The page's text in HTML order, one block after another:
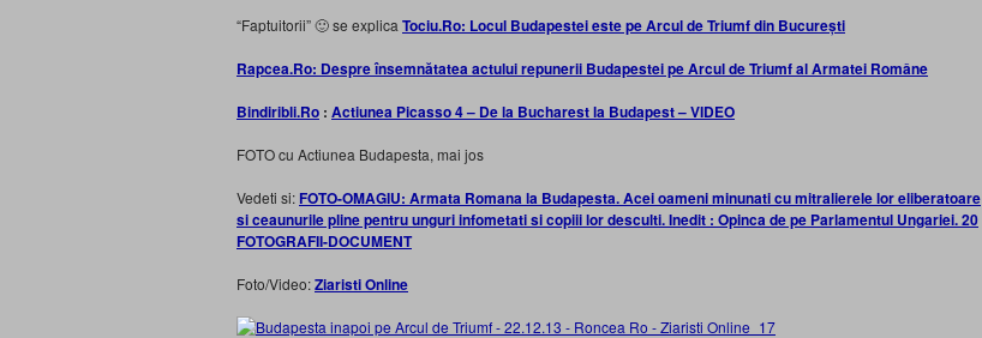
“Faptuitorii” 🙂 se explica Tociu.Ro: Locul Budapestei este pe Arcul de Triumf din București
Rapcea.Ro: Despre însemnătatea actului repunerii Budapestei pe Arcul de Triumf al Armatei Române
Bindiribli.Ro : Actiunea Picasso 4 – De la Bucharest la Budapest – VIDEO
FOTO cu Actiunea Budapesta, mai jos
Vedeti si: FOTO-OMAGIU: Armata Romana la Budapesta. Acei oameni minunati cu mitralierele lor eliberatoare
si ceaunurile pline pentru unguri infometati si copiii lor desculti. Inedit : Opinca de pe Parlamentul Ungariei. 20
FOTOGRAFII-DOCUMENT
Foto/Video:Ziaristi Online